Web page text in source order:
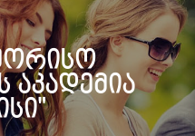
აკადემია